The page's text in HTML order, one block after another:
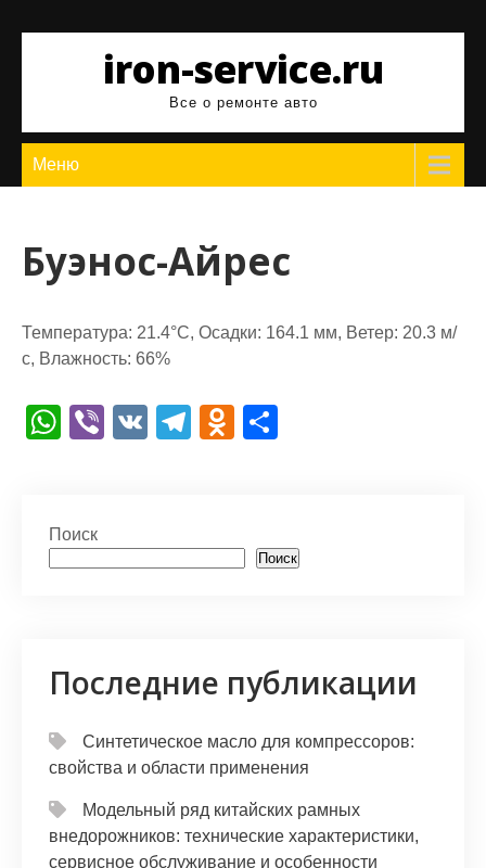
содержимомуiron-service.ru
Все о ремонте авто
Меню
Буэнос-Айрес
Температура: 21.4°C, Осадки: 164.1 мм, Ветер: 20.3 м/
с, Влажность: 66%
W
s
A
Vi
V
T
a
O
kl
ni
ki
а
т
ь
Поиск
Поиск
Последние публикации
Синтетическое масло для компрессоров:
свойства и области применения
Модельный ряд китайских рамных
внедорожников: технические характеристики,
сервисное обслуживание и особенности